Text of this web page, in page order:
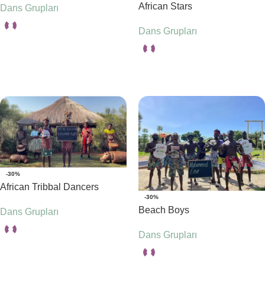
Dans Grupları African Stars
Dans Grupları
-30%
African Tribbal Dancers
Dans Grupları
-30%
Beach Boys
Dans Grupları